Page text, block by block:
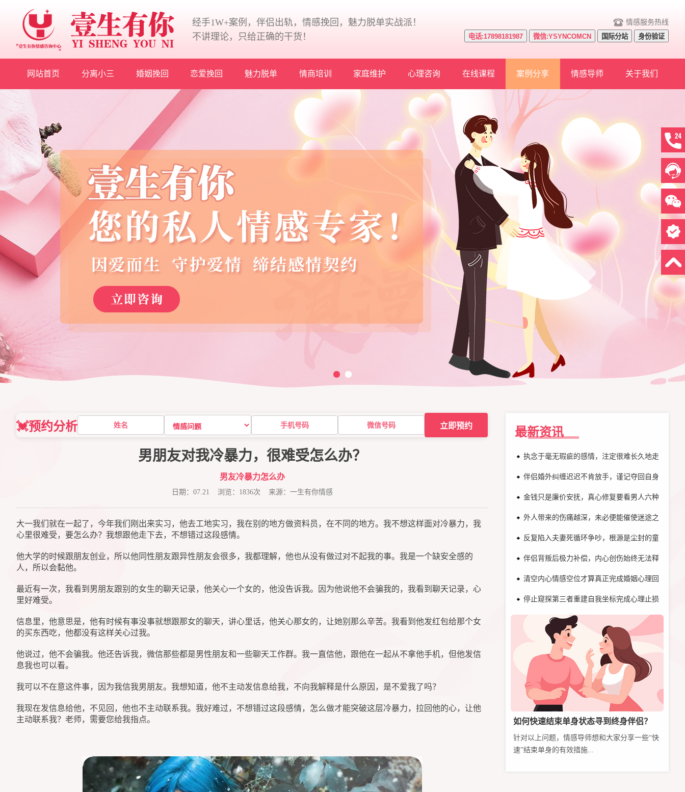
经手1W+案例，伴侣出轨，情感挽回，魅力脱单实战派！
不讲理论，只给正确的干货！
情感服务热线
电话:17898181987
微信:YSYNCOMCN 国际分站 身份验证
网站首页 分离小三 婚姻挽回 恋爱挽回 魅力脱单 情商培训 家庭维护 心理咨询 在线课程 案例分享 情感导师 关于我们
💓预约分析 立即预约
男朋友对我冷暴力，很难受怎么办？
男友冷暴力怎么办
日期：07.21 浏览：1836次 来源：一生有你情感
大一我们就在一起了，今年我们刚出来实习，他去工地实习，我在别的地方做资料员，在不同的地方。我不想这样面对冷暴力，我
心里很难受，要怎么办？我想跟他走下去，不想错过这段感情。
他大学的时候跟朋友创业，所以他同性朋友跟异性朋友会很多，我都理解，他也从没有做过对不起我的事。我是一个缺安全感的
人，所以会黏他。
最近有一次，我看到男朋友跟别的女生的聊天记录，他关心一个女的，他没告诉我。因为他说他不会骗我的，我看到聊天记录，心
里好难受。
信息里，他意思是，他有时候有事没事就想跟那女的聊天，讲心里话，他关心那女的，让她别那么辛苦。我看到他发红包给那个女
的买东西吃，他都没有这样关心过我。
他说过，他不会骗我。他还告诉我，微信那些都是男性朋友和一些聊天工作群。我一直信他，跟他在一起从不拿他手机，但他发信
息我也可以看。
我可以不在意这件事，因为我信我男朋友。我想知道，他不主动发信息给我，不向我解释是什么原因，是不爱我了吗？
我现在发信息给他，不见回，他也不主动联系我。我好难过，不想错过这段感情，怎么做才能突破这层冷暴力，拉回他的心，让他
主动联系我？老师，需要您给我指点。
最新资讯
执念于毫无瑕疵的感情，注定很难长久地走下去！
伴侣婚外纠缠迟迟不肯放手，谨记夺回自身关系主
金钱只是廉价安抚，真心修复要看男人六种行动！
外人带来的伤痛越深，未必便能催使迷途之人归家
反复陷入夫妻死循环争吵，根源是尘封的童年剧本
伴侣背叛后极力补偿，内心创伤始终无法释怀！
清空内心情感空位才算真正完成婚姻心理回归！
停止窥探第三者重建自我坐标完成心理止损！
如何快速结束单身状态寻到终身伴侣？
针对以上问题，情感导师想和大家分享一些“快
速”结束单身的有效措施...